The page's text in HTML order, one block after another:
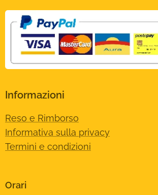
Informazioni
Reso e Rimborso
Informativa sulla privacy
Termini e condizioni
Orari